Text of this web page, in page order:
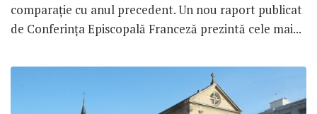
comparație cu anul precedent. Un nou raport publicat
de Conferința Episcopală Franceză prezintă cele mai...